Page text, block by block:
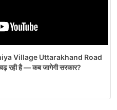
Village Uttarakhand Road
रही है — कब जागेगी सरकार?